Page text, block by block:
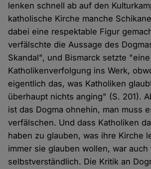
lenken schnell ab auf den
katholische Kirche manche
dabei eine respektable Figur
verfälschte die Aussage des
Skandal", und Bismarck setzte
Katholikenverfolgung ins Werk,
eigentlich das, was Katholiken
überhaupt nichts anging" (S. 201).
ist das Dogma ohnehin, man muss
verfälschen. Und dass Katholiken
haben zu glauben, was ihre Kirche
immer sie glauben wollen, war auch
selbstverständlich. Die Kritik an